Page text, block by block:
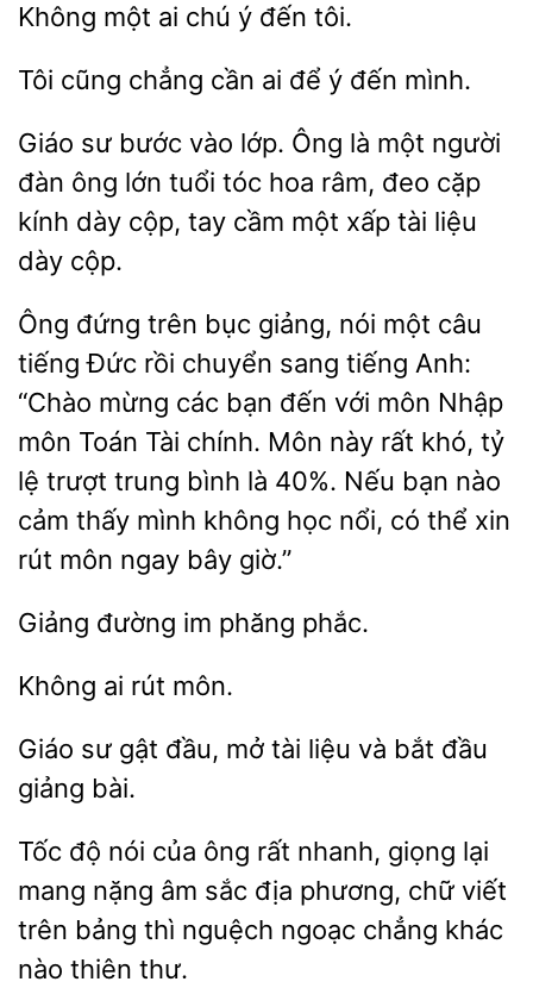
một ý đến tôi.
cũng chẳng ai ý đến mình.
Giáo sư bước vào lớp. Ông là một người
ông lớn tuổi tóc hoa râm, đeo
kính dày cộp, tay cầm
xấp tài liệu
dày cộp.
Ông đứng trên bục giảng, nói một câu
tiếng Đức rồi chuyển sang
Anh:
“Chào mừng các bạn đến với môn Nhập
môn Toán Tài chính. Môn này
khó, tỷ
trượt trung bình là 40%. Nếu bạn nào
cảm thấy mình không học nổi, có thể xin
rút môn ngay bây giờ.”
phăng phắc.
môn.
sư gật mở
liệu và bắt đầu
giảng bài.
Tốc
nói của ông rất nhanh, giọng lại
nặng âm sắc
phương, chữ viết
trên bảng thì nguệch ngoạc chẳng khác
nào thiên thư.